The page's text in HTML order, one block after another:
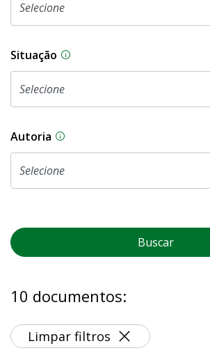
Situação Na CLDF, as proposições
Autoria As proposições legislativas
Buscar
10 documentos:
Limpar filtros